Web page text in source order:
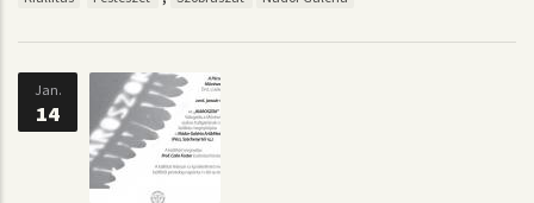
Jan.
14